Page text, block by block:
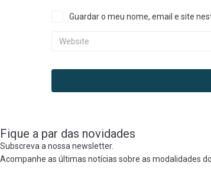
Guardar o meu nome, email e site
Fique a par das novidades
Subscreva a nossa newsletter.
Acompanhe as últimas notícias sobre as modalidades